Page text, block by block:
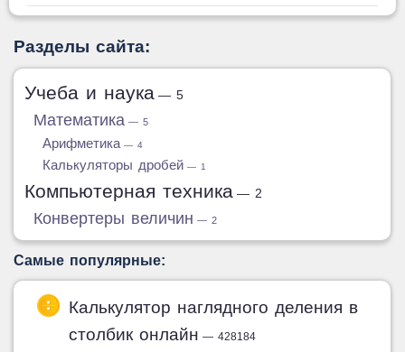
Разделы сайта:
Учеба и наука — 5
Математика — 5
Арифметика — 4
Калькуляторы дробей — 1
Компьютерная техника — 2
Конвертеры величин — 2
Самые популярные:
Калькулятор наглядного деления в
столбик онлайн — 428184